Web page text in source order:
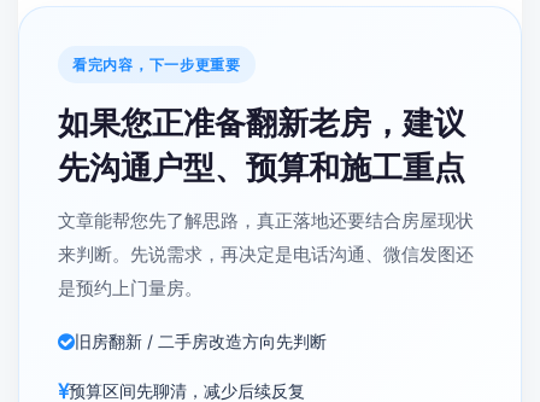
看完内容，下一步更重要
如果您正准备翻新老房，建议
先沟通户型、预算和施工重点
文章能帮您先了解思路，真正落地还要结合房屋现状
来判断。先说需求，再决定是电话沟通、微信发图还
是预约上门量房。
旧房翻新 / 二手房改造方向先判断
预算区间先聊清，减少后续反复